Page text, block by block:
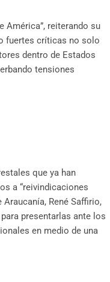
América”, reiterando su
fuertes críticas no solo
dentro de Estados
tensiones
que ya han
a “reivindicaciones
René Saffirio,
presentarlas ante los
en medio de una